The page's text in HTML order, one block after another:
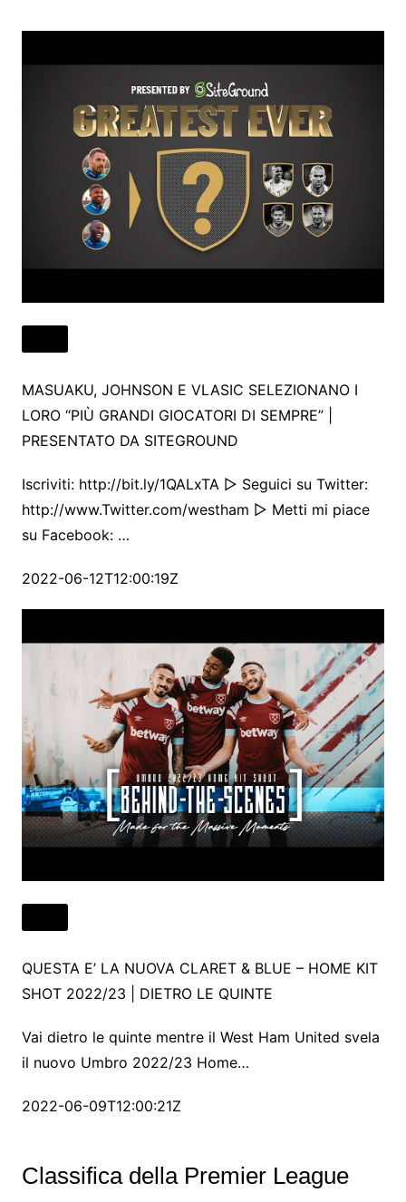
MASUAKU, JOHNSON E VLASIC SELEZIONANO I
LORO “PIÙ GRANDI GIOCATORI DI SEMPRE” |
PRESENTATO DA SITEGROUND
Iscriviti: http://bit.ly/1QALxTA ▻ Seguici su Twitter:
http://www.Twitter.com/westham ▻ Metti mi piace
su Facebook: …
2022-06-12T12:00:19Z
QUESTA E’ LA NUOVA CLARET & BLUE – HOME KIT
SHOT 2022/23 | DIETRO LE QUINTE
Vai dietro le quinte mentre il West Ham United svela
il nuovo Umbro 2022/23 Home…
2022-06-09T12:00:21Z
Classifica della Premier League